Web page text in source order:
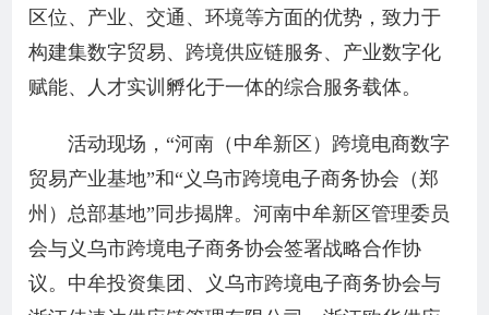
区位、产业、交通、环境等方面的优势，致力于
构建集数字贸易、跨境供应链服务、产业数字化
赋能、人才实训孵化于一体的综合服务载体。
活动现场，“河南（中牟新区）跨境电商数字
贸易产业基地”和“义乌市跨境电子商务协会（郑
州）总部基地”同步揭牌。河南中牟新区管理委员
会与义乌市跨境电子商务协会签署战略合作协
议。中牟投资集团、义乌市跨境电子商务协会与